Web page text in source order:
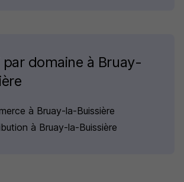
par domaine à Bruay-
à Bruay-la-Buissière
à Bruay-la-Buissière